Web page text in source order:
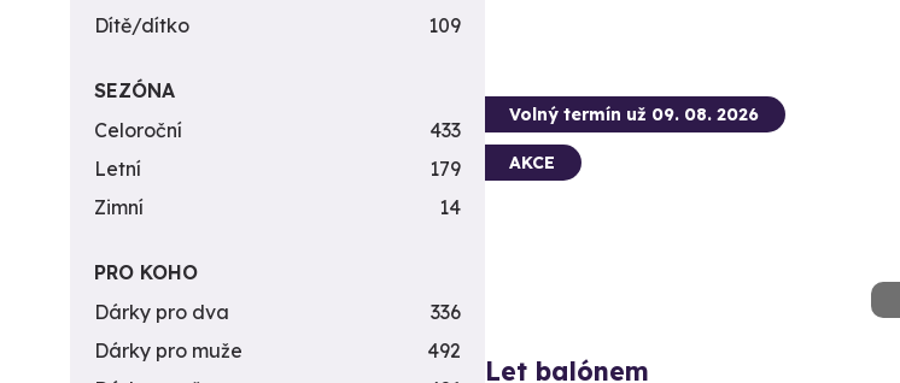
Volný termín už 09. 08. 2026
AKCE
Let balónem
Dítě/dítko
109
SEZÓNA
Celoroční
433
Letní
179
Zimní
14
PRO KOHO
Dárky pro dva
336
Dárky pro muže
492